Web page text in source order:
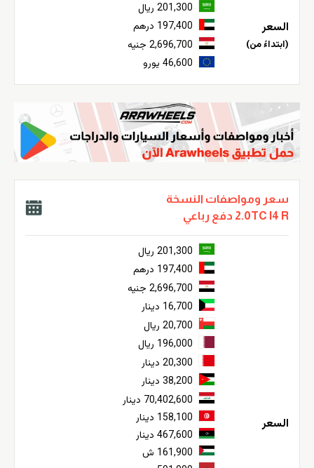
السعر
(ابتداءً من)
201,300 ريال
197,400 درهم
2,696,700 جنيه
46,600 يورو
سعر ومواصفات النسخة
2.0TC I4 R دفع رباعي
السعر
201,300 ريال
197,400 درهم
2,696,700 جنيه
16,700 دينار
20,700 ريال
196,000 ريال
20,300 دينار
38,200 دينار
70,402,600 دينار
158,100 دينار
467,600 دينار
161,900 ش